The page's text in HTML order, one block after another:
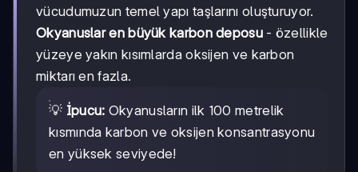
vücudumuzun temel yapı taşlarını oluşturuyor.
Okyanuslar en büyük karbon deposu- özellikle
yüzeye yakın kısımlarda oksijen ve karbon
miktarı en fazla.
💡 İpucu: Okyanusların ilk 100 metrelik
kısmında karbon ve oksijen konsantrasyonu
en yüksek seviyede!